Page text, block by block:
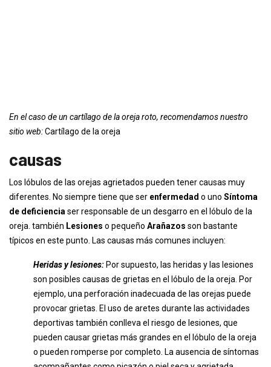
En el caso de un cartílago de la oreja roto, recomendamos nuestro
sitio web:Cartílago de la oreja
causas
Los lóbulos de las orejas agrietados pueden tener causas muy
diferentes. No siempre tiene que ser enfermedad o uno Síntoma
de deficiencia ser responsable de un desgarro en el lóbulo de la
oreja. también Lesiones o pequeño Arañazos son bastante
típicos en este punto. Las causas más comunes incluyen:
Heridas y lesiones: Por supuesto, las heridas y las lesiones
son posibles causas de grietas en el lóbulo de la oreja. Por
ejemplo, una perforación inadecuada de las orejas puede
provocar grietas. El uso de aretes durante las actividades
deportivas también conlleva el riesgo de lesiones, que
pueden causar grietas más grandes en el lóbulo de la oreja
o pueden romperse por completo. La ausencia de síntomas